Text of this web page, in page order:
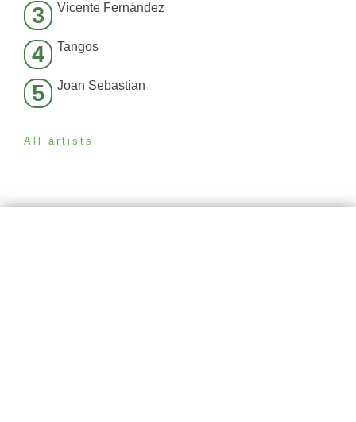
3 Vicente Fernández
4 Tangos
5 Joan Sebastian
All artists